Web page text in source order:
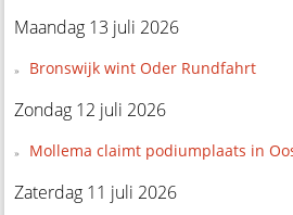
Maandag 13 juli 2026
Bronswijk wint Oder Rundfahrt
Zondag 12 juli 2026
Mollema claimt podiumplaats in
Zaterdag 11 juli 2026